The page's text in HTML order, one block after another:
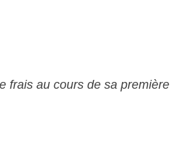
frais au cours de sa première